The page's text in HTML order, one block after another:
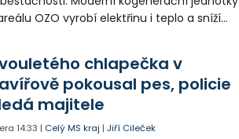
OZO vyrobí elektřinu i teplo a sníží
chlapečka v
pokousal pes, policie
majitele
14:33 | Celý MS kraj |Jiří Cileček